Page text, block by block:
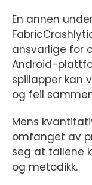
En annen
ansvarlige for
Android-
spillapper kan
og feil
Mens
omfanget av
seg at tallene
og metodikk.